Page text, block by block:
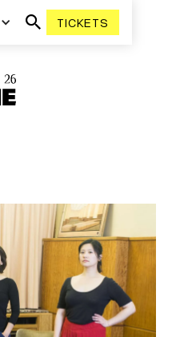
TICKETS